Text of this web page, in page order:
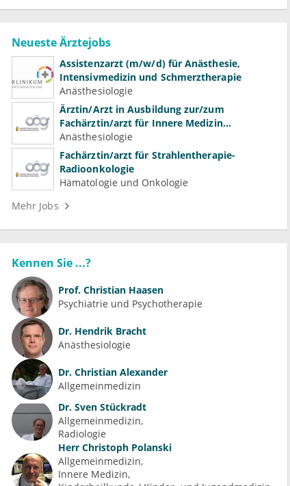
Neueste Ärztejobs
Assistenzarzt (m/w/d) für Anästhesie,
Intensivmedizin und Schmerztherapie
Anästhesiologie
Ärztin/Arzt in Ausbildung zur/zum
Fachärztin/arzt für Innere Medizin
(Kardiologie, Nephrologie, Intensivmedizin)
Anästhesiologie
Fachärztin/arzt für Strahlentherapie-
Radioonkologie
Hämatologie und Onkologie
Mehr Jobs
Kennen Sie ...?
Prof. Christian Haasen
Psychiatrie und Psychotherapie
Dr. Hendrik Bracht
Anästhesiologie
Dr. Christian Alexander
Allgemeinmedizin
Dr. Sven Stückradt
Allgemeinmedizin
Radiologie
Herr Christoph Polanski
Allgemeinmedizin
Innere Medizin